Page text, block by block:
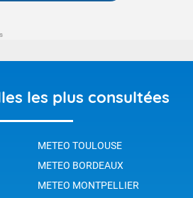
les plus consultées
METEO TOULOUSE
METEO BORDEAUX
METEO MONTPELLIER